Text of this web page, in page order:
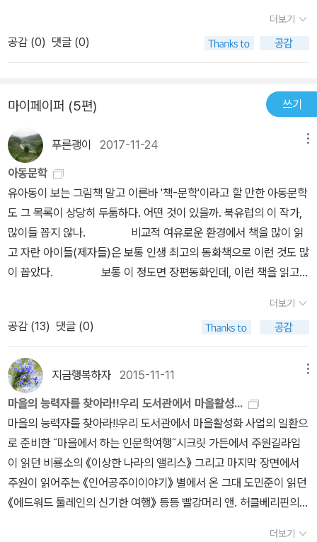
님과 아멜리아도 나온다. 이 책에 등장하는 인물들은 다 각각의 캐릭
터가 분명하다. 그래서 사실은 결과적으로 어떤 일이 일어날 지 짐작
이 가능하다. 현대 소설에서 보이는 복합적인 캐릭터는 안보인다. 나
한다.소공녀를 읽을 때, 사라의 생일파티나, 사라의 다락방이 마법처
럼 변신하는 장면은 몇 번을 봐도 질리지 않는 장면이었다. 그 좁은 방
창문으로 어떻게 그런 일이 가능했을까? 와 같은 생각은 어른인 나나
하는 생각이 아닐까?물론 이 이야기를 읽으면서, 사투리를 쓰는 신분
이 미천하고 배우지 못한 베키라는 캐릭터, 식민지 인도에 대한 환상,
자신보다 약하거나 힘이 없는 사람을 무시하면서도 죄책감을 느끼지
못하는 사람들에 대해서도 이야기를 나눠볼 필요는 있을 것이다. 다
만, 나는 그런 것을 이야기하기 전에 이 책을 읽으면서 '사라'의 상상
이 '현실'처럼 변해가는 모습에 즐거워하고, 상상하는 재미에 한번쯤
푹 빠져보기를 기대한다.
사라는 불쌍한 친구들을 이해해주고 위로해주었다. 사라는 공부도
잘하고 영리했다. 하지만 민친 선생님은 영리한 사라를 속으로는 미
워했다. 사라는 크루 대위로부터 친구와 함께 다이아몬드 광산에 돈
호사가 크루 대위가 다이아몬드 광산에 돈을 다 썼는데 그 다이아몬
서 죽었다는 소식을 알려주었다. 사라에게는 큰 충격이었지만 아이들
답지 않게 차분하고 어른스럽게 그 상황을 이해했다. 사라에게 돈이
없다는 사실을 안 민친 선생님은 사라에게 초라한 다락방에서 살게
했다. 민친 선생님은 사라를 잔일을 하는데 써먹고 사라가 더 자라면
선생님으로 쓰려고 했다. 그 후 사라는 힘들고 괴롭게 일을 했다. 민
친 선생님은 사랑에게 쉴 시간도 주지 않고 힘든 일을 시켰다. 하지만
사라는 힘들 때마다 자신이 공주라는 상상을 하며 견뎌내었다. 외로
과 옆집 창문이 바로 마주하고 있었기 때문이었다. 그런데 그 옆집에
부유한 인도 신사가 이사를 왔다. 얼마 후 사라는 부유한 신사의 하인
과 원숭이를 창가에서 만났다. 원숭이는 사라를 매우 좋아했다. 옆집
인도신사는 사라를 찾고 있었다. 그가 바로 크루 대위의 친구였기 때
문이었다. 인도신사는 크루 대위에게 사기를 친 것이 아니었다. 다이
아몬드 광산은 진짜 있었다. 지금은 친구에 대한 죄책감으로 병이 나
고 크루 대위의 딸을 찾아 보살펴주려고 했다. 그의 하인이 그에게 옆
집 다락방에 사는 여자아이의 이야기를 했다. 인도신사는 그 여자아
이가 불쌍하고 크루 대위의 딸이 생각나 여자아이에게 선물을 주기로
한다. 하인은 사라가 다락방을 나갈 때마다 창문을 건너 선물을 전달
해 놓았다. 사라는 그것이 마법의 선물인 줄 알았다. 그런데 어느 날
더보기
공감 (0) 댓글 (0)
마이페이퍼 (5편) 쓰기
푸른괭이 2017-11-24
아동문학
유아동이 보는 그림책 말고 이른바 '책-문학'이라고 할 만한 아동문학
도 그 목록이 상당히 두툼하다. 어떤 것이 있을까. 북유럽의 이 작가,
많이들 꼽지 않나. 비교적 여유로운 환경에서 책을 많이 읽
고 자란 아이들(제자들)은 보통 인생 최고의 동화책으로 이런 것도 많
이 꼽았다. 보통 이 정도면 장편동화인데, 이런 책을 읽고
의 아이를 생각했을 때 초등 3, 4학년 이상은 되어야 할 것 같다. 그
무렵 아이들이 주로 읽는 책들, 뭐가 있나. 목록은
얼마든지 더 길어질 수 있겠다. 내 입장에서 위의 책들의 공통점은,
(제대로) 읽은 적이 없다는 것이다!ㅠ.ㅠ 앞서 지적한 그 나이, 즉 초
등학교 고학년 무렵 나의 독서범위는 너무도 한정적이었다. 도무지
책이라는 것이 없어서, 학교의 문고나 친척집이나 잘 사는 친구집에
서 빌려보는 수준이었다. 그럼 그 전에는? 그림책 단계인데, 그때는
그나마도 없었다. 그림책 없이 곧장 글자책으로 돌입한 것이다. 문자
의 세계는 그렇게 갑자기 나타났지만 엄청 빨리 친해졌다. 이런 책, 기
억에 남는다. 그때 학교에서 강매(^^;;)한 정채봉의 동화집. 집에 책이
없어서 몇 번씩 읽었던 기억이 난다. 나중에 보니 <오세암>이 대표작
더보기
공감 (13) 댓글 (0)
지금행복하자 2015-11-11
마을의 능력자를 찾아라!!우리 도서관에서 마을활성...
마을의 능력자를 찾아라!!우리 도서관에서 마을활성화 사업의 일환으
로 준비한 ˝마을에서 하는 인문학여행˝시크릿 가든에서 주원길라임
이 읽던 비룡소의 《이상한 나라의 앨리스》 그리고 마지막 장면에서
주원이 읽어주는 《인어공주이이야기》 별에서 온 그대 도민준이 읽던
《에드워드 툴레인의 신기한 여행》 등등 빨강머리 앤. 허클베리핀의
더보기